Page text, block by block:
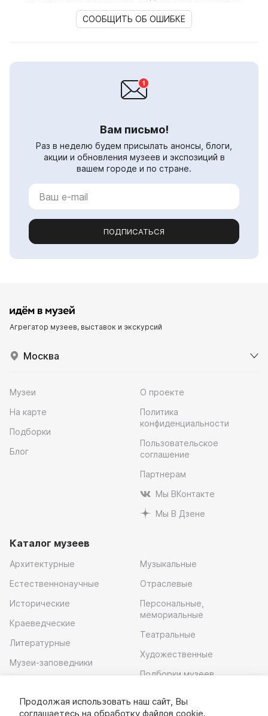
СООБЩИТЬ ОБ ОШИБКЕ
Вам письмо!
Раз в неделю будем присылать анонсы, блоги,
акции и обновления музеев и экспозиций в
вашем городе и по стране.
ПОДПИСАТЬСЯ
Агрегатор музеев, выставок и экскурсий
Москва
Музеи
На карте
Подборки
Блог
О проекте
Политика
конфиденциальности
Пользовательское
соглашение
Партнерам
Мы ВКонтакте
Мы В Дзене
Каталог музеев
Архитектурные
Естественнонаучные
Исторические
Краеведческие
Литературные
Музеи-заповедники
Музыкальные
Отраслевые
Персональные,
мемориальные
Театральные
Художественные
Подборки музеев
Продолжая использовать наш сайт, Вы
соглашаетесь на обработку файлов cookie.